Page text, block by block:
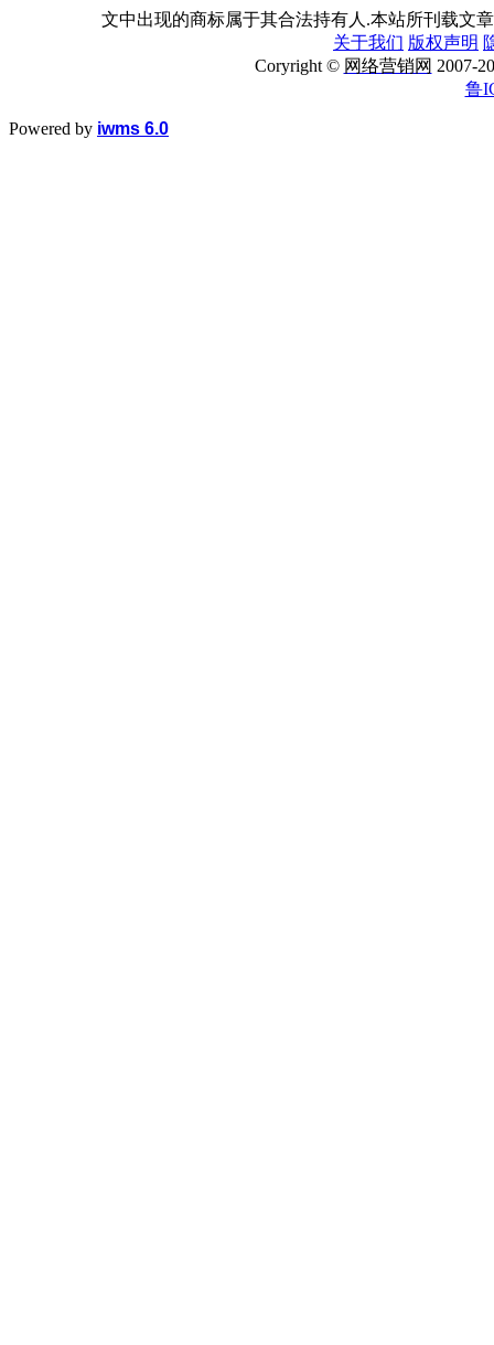
文中出现的商标属于其合法持有人.本站所刊载文
关于我们 版权声明
Coryright © 网络营销网 2007-
鲁
Powered by iwms 6.0